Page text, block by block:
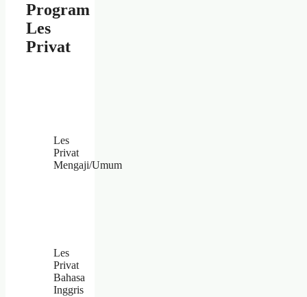
Program
Les
Privat
Les
Privat
Mengaji/Umum
Les
Privat
Bahasa
Inggris